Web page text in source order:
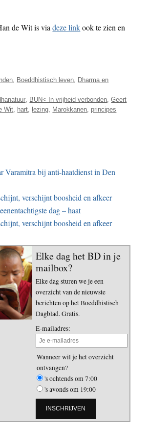
de Wit is viadeze linkook te zien en
, Boeddhistisch leven, Dharma en
, BUN< In vrijheid verbonden,Geert
Wit, hart, lezing, Marokkanen, principes
Varamitra bij anti-haatdienst in Den
verschijnt boosheid en afkeer
dag – haat
verschijnt boosheid en afkeer
Elke dag het BD in je
mailbox?
Elke dag sturen we je een
overzicht van de nieuwste
berichten op het Boeddhistisch
Dagblad. Gratis.
E-mailadres:
Wanneer wil je het overzicht
ontvangen?
's ochtends om 7:00
's avonds om 19:00